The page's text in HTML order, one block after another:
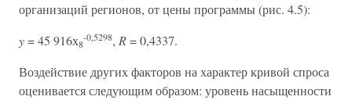
организаций регионов, от цены программы (рис. 4.5):
y= 45 916х8
-0,5298, R= 0,4337.
Воздействие других факторов на характер кривой спроса
оценивается следующим образом: уровень насыщенности